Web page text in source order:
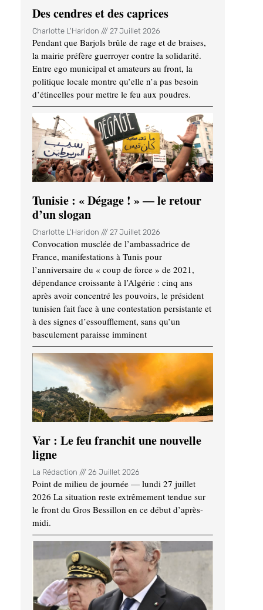
Des cendres et des caprices
Charlotte L'Haridon 27 Juillet 2026
Pendant que Barjols brûle de rage et de braises,
la mairie préfère guerroyer contre la solidarité.
Entre ego municipal et amateurs au front, la
politique locale montre qu’elle n’a pas besoin
d’étincelles pour mettre le feu aux poudres.
Tunisie : « Dégage ! » — le retour
d’un slogan
Charlotte L'Haridon 27 Juillet 2026
Convocation musclée de l’ambassadrice de
France, manifestations à Tunis pour
l’anniversaire du « coup de force » de 2021,
dépendance croissante à l’Algérie : cinq ans
après avoir concentré les pouvoirs, le président
tunisien fait face à une contestation persistante et
à des signes d’essoufflement, sans qu’un
basculement paraisse imminent
Var : Le feu franchit une nouvelle
ligne
La Rédaction 26 Juillet 2026
Point de milieu de journée — lundi 27 juillet
2026 La situation reste extrêmement tendue sur
le front du Gros Bessillon en ce début d’après-
midi.